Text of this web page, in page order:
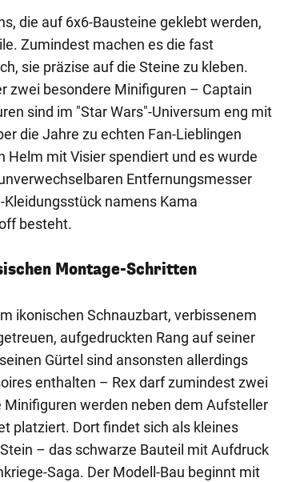
die auf 6x6-Bausteine geklebt werden,
Zumindest machen es die fast
sie präzise auf die Steine zu kleben.
zwei besondere Minifiguren – Captain
sind im "Star Wars"-Universum eng mit
die Jahre zu echten Fan-Lieblingen
Helm mit Visier spendiert und es wurde
Entfernungsmesser
namens Kama
besteht.
Montage-Schritten
ikonischen Schnauzbart, verbissenem
aufgedruckten Rang auf seiner
Gürtel sind ansonsten allerdings
enthalten – Rex darf zumindest zwei
werden neben dem Aufsteller
platziert. Dort findet sich als kleines
– das schwarze Bauteil mit Aufdruck
Saga. Der Modell-Bau beginnt mit